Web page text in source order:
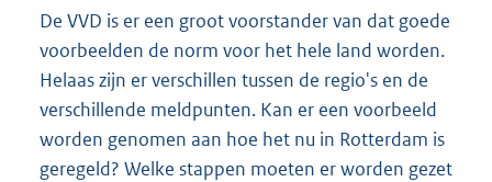
De VVD is er een groot voorstander van dat goede
voorbeelden de norm voor het hele land worden.
Helaas zijn er verschillen tussen de regio's en de
verschillende meldpunten. Kan er een voorbeeld
worden genomen aan hoe het nu in Rotterdam is
geregeld? Welke stappen moeten er worden gezet